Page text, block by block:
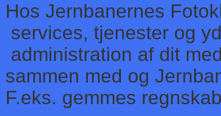
Hos Jernbanernes
services, tjenester og
administration af dit
sammen med og
F.eks. gemmes